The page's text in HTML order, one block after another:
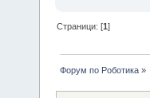
Страници: [1]
Форум по Роботика »